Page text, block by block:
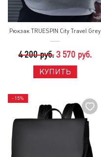
Рюкзак TRUESPIN City Travel Grey
4 200 руб. 3 570 руб.
КУПИТЬ
- 15%